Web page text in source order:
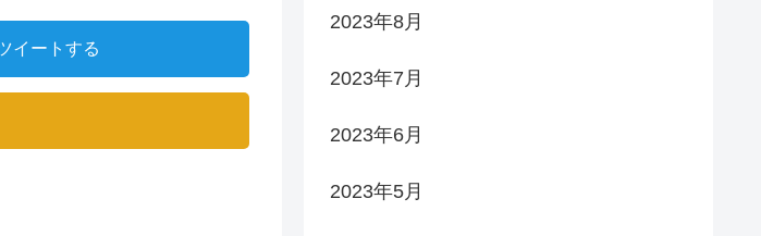
イートする
2023年8月
2023年7月
2023年6月
2023年5月